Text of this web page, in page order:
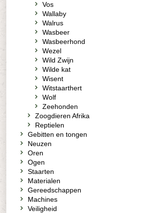
Vos
Wallaby
Walrus
Wasbeer
Wasbeerhond
Wezel
Wild Zwijn
Wilde kat
Wisent
Witstaarthert
Wolf
Zeehonden
Zoogdieren Afrika
Reptielen
Gebitten en tongen
Neuzen
Oren
Ogen
Staarten
Materialen
Gereedschappen
Machines
Veiligheid